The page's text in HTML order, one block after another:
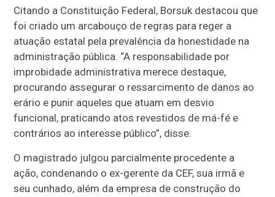
Citando a Constituição Federal, Borsuk destacou que
foi criado um arcabouço de regras para reger a
atuação estatal pela prevalência da honestidade na
administração pública. “A responsabilidade por
improbidade administrativa merece destaque,
procurando assegurar o ressarcimento de danos ao
erário e punir aqueles que atuam em desvio
funcional, praticando atos revestidos de má-fé e
contrários ao interesse público”, disse.
O magistrado julgou parcialmente procedente a
ação, condenando o ex-gerente da CEF, sua irmã e
seu cunhado, além da empresa de construção do